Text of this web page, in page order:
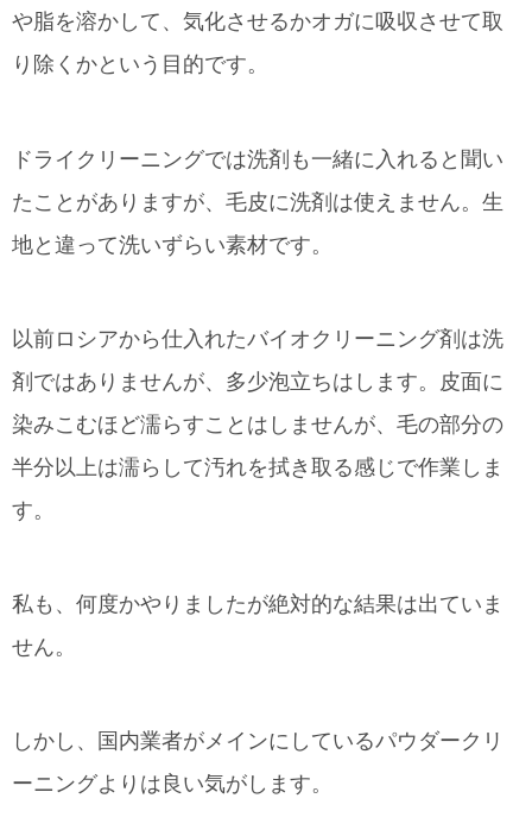
や脂を溶かして、気化させるかオガに吸収させて取
り除くかという目的です。
ドライクリーニングでは洗剤も一緒に入れると聞い
たことがありますが、毛皮に洗剤は使えません。生
地と違って洗いずらい素材です。
以前ロシアから仕入れたバイオクリーニング剤は洗
剤ではありませんが、多少泡立ちはします。皮面に
染みこむほど濡らすことはしませんが、毛の部分の
半分以上は濡らして汚れを拭き取る感じで作業しま
す。
私も、何度かやりましたが絶対的な結果は出ていま
せん。
しかし、国内業者がメインにしているパウダークリ
ーニングよりは良い気がします。